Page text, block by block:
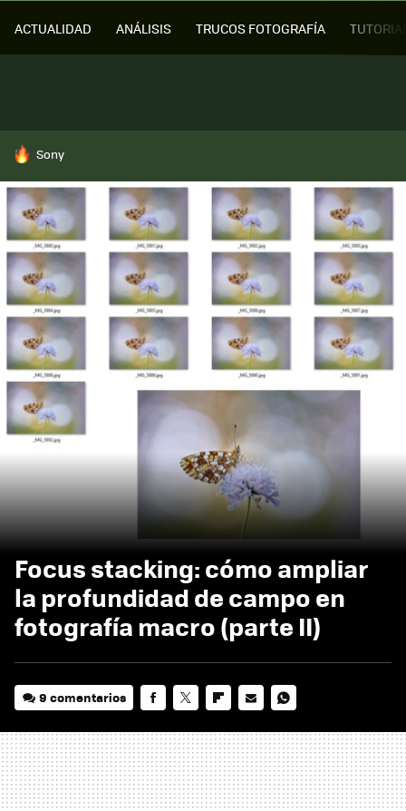
ACTUALIDAD ANÁLISIS TRUCOS FOTOGRAFÍA
HOY SE HABLA DE
Sony
Focus stacking: cómo ampliar
la profundidad de campo en
fotografía macro (parte II)
9 comentarios
MAIL